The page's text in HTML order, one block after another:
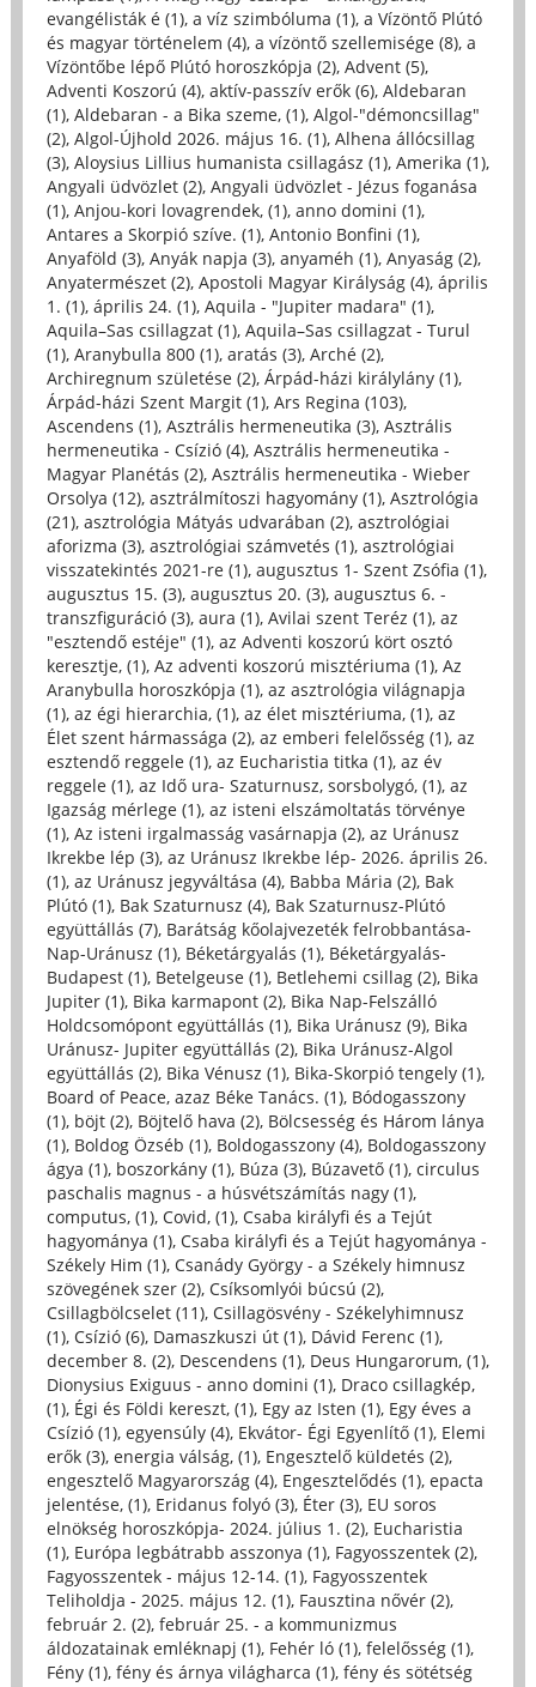
evangélisták é (1), a víz szimbóluma (1), a Vízöntő Plútó
és magyar történelem (4), a vízöntő szellemisége (8), a
Vízöntőbe lépő Plútó horoszkópja (2), Advent (5),
Adventi Koszorú (4), aktív-passzív erők (6), Aldebaran
(1), Aldebaran - a Bika szeme, (1), Algol-"démoncsillag"
(2), Algol-Újhold 2026. május 16. (1), Alhena állócsillag
(3), Aloysius Lillius humanista csillagász (1), Amerika (1),
Angyali üdvözlet (2), Angyali üdvözlet - Jézus foganása
(1), Anjou-kori lovagrendek, (1), anno domini (1),
Antares a Skorpió szíve. (1), Antonio Bonfini (1),
Anyaföld (3), Anyák napja (3), anyaméh (1), Anyaság (2),
Anyatermészet (2), Apostoli Magyar Királyság (4), április
1. (1), április 24. (1), Aquila - "Jupiter madara" (1),
Aquila–Sas csillagzat (1), Aquila–Sas csillagzat - Turul
(1), Aranybulla 800 (1), aratás (3), Arché (2),
Archiregnum születése (2), Árpád-házi királylány (1),
Árpád-házi Szent Margit (1), Ars Regina (103),
Ascendens (1), Asztrális hermeneutika (3), Asztrális
hermeneutika - Csízió (4), Asztrális hermeneutika -
Magyar Planétás (2), Asztrális hermeneutika - Wieber
Orsolya (12), asztrálmítoszi hagyomány (1), Asztrológia
(21), asztrológia Mátyás udvarában (2), asztrológiai
aforizma (3), asztrológiai számvetés (1), asztrológiai
visszatekintés 2021-re (1), augusztus 1- Szent Zsófia (1),
augusztus 15. (3), augusztus 20. (3), augusztus 6. -
transzfiguráció (3), aura (1), Avilai szent Teréz (1), az
"esztendő estéje" (1), az Adventi koszorú kört osztó
keresztje, (1), Az adventi koszorú misztériuma (1), Az
Aranybulla horoszkópja (1), az asztrológia világnapja
(1), az égi hierarchia, (1), az élet misztériuma, (1), az
Élet szent hármassága (2), az emberi felelősség (1), az
esztendő reggele (1), az Eucharistia titka (1), az év
reggele (1), az Idő ura- Szaturnusz, sorsbolygó, (1), az
Igazság mérlege (1), az isteni elszámoltatás törvénye
(1), Az isteni irgalmasság vasárnapja (2), az Uránusz
Ikrekbe lép (3), az Uránusz Ikrekbe lép- 2026. április 26.
(1), az Uránusz jegyváltása (4), Babba Mária (2), Bak
Plútó (1), Bak Szaturnusz (4), Bak Szaturnusz-Plútó
együttállás (7), Barátság kőolajvezeték felrobbantása-
Nap-Uránusz (1), Béketárgyalás (1), Béketárgyalás-
Budapest (1), Betelgeuse (1), Betlehemi csillag (2), Bika
Jupiter (1), Bika karmapont (2), Bika Nap-Felszálló
Holdcsomópont együttállás (1), Bika Uránusz (9), Bika
Uránusz- Jupiter együttállás (2), Bika Uránusz-Algol
együttállás (2), Bika Vénusz (1), Bika-Skorpió tengely (1),
Board of Peace, azaz Béke Tanács. (1), Bódogasszony
(1), böjt (2), Böjtelő hava (2), Bölcsesség és Három lánya
(1), Boldog Özséb (1), Boldogasszony (4), Boldogasszony
ágya (1), boszorkány (1), Búza (3), Búzavető (1), circulus
paschalis magnus - a húsvétszámítás nagy (1),
computus, (1), Covid, (1), Csaba királyfi és a Tejút
hagyománya (1), Csaba királyfi és a Tejút hagyománya -
Székely Him (1), Csanády György - a Székely himnusz
szövegének szer (2), Csíksomlyói búcsú (2),
Csillagbölcselet (11), Csillagösvény - Székelyhimnusz
(1), Csízió (6), Damaszkuszi út (1), Dávid Ferenc (1),
december 8. (2), Descendens (1), Deus Hungarorum, (1),
Dionysius Exiguus - anno domini (1), Draco csillagkép,
(1), Égi és Földi kereszt, (1), Egy az Isten (1), Egy éves a
Csízió (1), egyensúly (4), Ekvátor- Égi Egyenlítő (1), Elemi
erők (3), energia válság, (1), Engesztelő küldetés (2),
engesztelő Magyarország (4), Engesztelődés (1), epacta
jelentése, (1), Eridanus folyó (3), Éter (3), EU soros
elnökség horoszkópja- 2024. július 1. (2), Eucharistia
(1), Európa legbátrabb asszonya (1), Fagyosszentek (2),
Fagyosszentek - május 12-14. (1), Fagyosszentek
Teliholdja - 2025. május 12. (1), Fausztina nővér (2),
február 2. (2), február 25. - a kommunizmus
áldozatainak emléknapj (1), Fehér ló (1), felelősség (1),
Fény (1), fény és árnya világharca (1), fény és sötétség